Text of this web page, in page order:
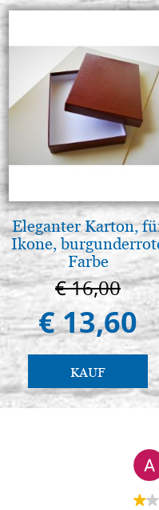
Eleganter Karton,
Ikone,
Farbe
€ 16,00
€ 13,60
KAUF